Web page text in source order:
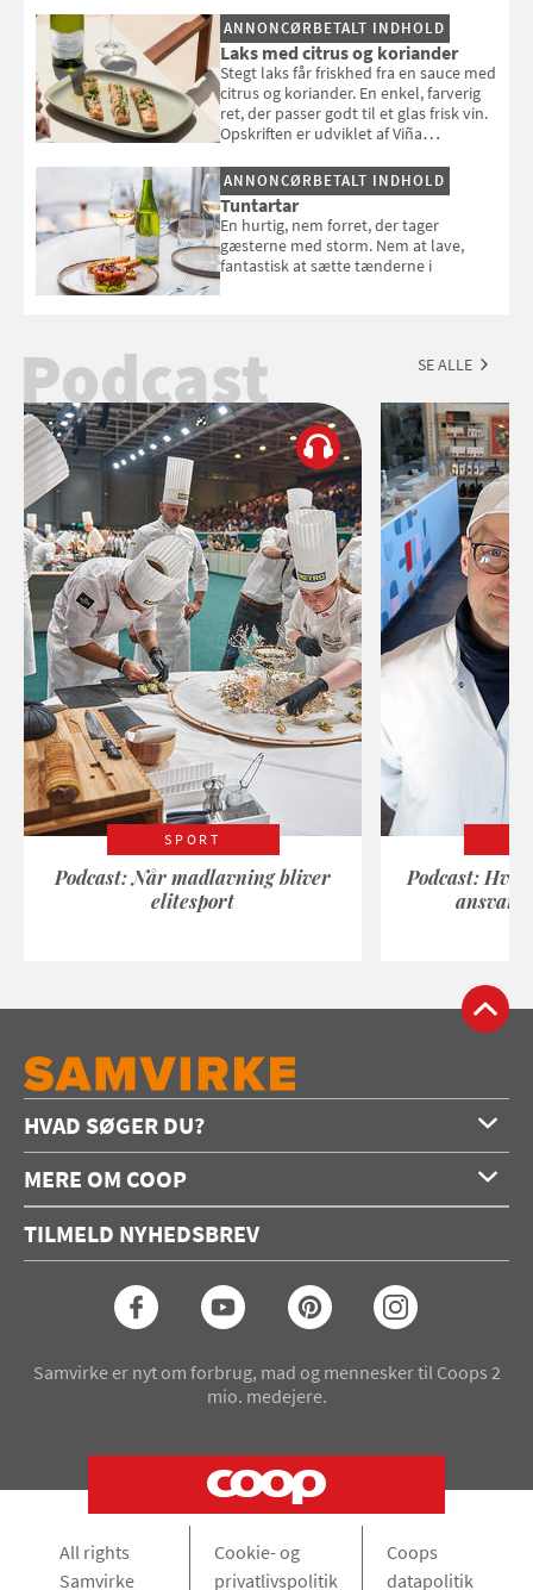
selvstændigt måltid. Opskriften er fra
Louisa Lorangs kogebog "Salat".
ANNONCØRBETALT INDHOLD
Laks med citrus og koriander
Stegt laks får friskhed fra en sauce med
citrus og koriander. En enkel, farverig
ret, der passer godt til et glas frisk vin.
Opskriften er udviklet af Viña
ANNONCØRBETALT INDHOLD
Tuntartar
En hurtig, nem forret, der tager
gæsterne med storm. Nem at lave,
fantastisk at sætte tænderne i
Podcast SE ALLE
SPORT
Podcast: Når madlavning bliver
elitesport
Podcast:
HVAD SØGER DU?
Forside
Opskrifter
Konkurrencer
MERE OM COOP
Annoncering
Coop medlem
TILMELD NYHEDSBREV
Samvirke er nyt om forbrug, mad og mennesker til Coops 2
mio. medejere.
All rights
Samvirke
Cookie- og
privatlivspolitik
Coops
datapolitik